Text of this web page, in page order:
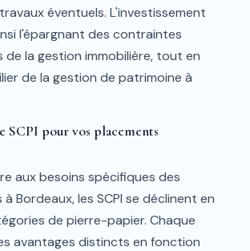
éventuels. L'investissement
l'épargnant des contraintes
de la gestion immobilière, tout en
de la gestion de patrimoine à
SCPI pour vos placements
aux besoins spécifiques des
Bordeaux, les SCPI se déclinent en
de pierre-papier. Chaque
avantages distincts en fonction